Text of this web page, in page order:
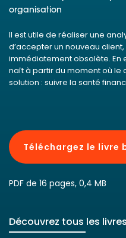
organisation
Il est utile de réaliser une
d’accepter un nouveau
immédiatement obsolète. En
naît à partir du moment où le
solution : suivre la santé
Téléchargez le livre
PDF de 16 pages, 0,4 MB
Découvrez tous les